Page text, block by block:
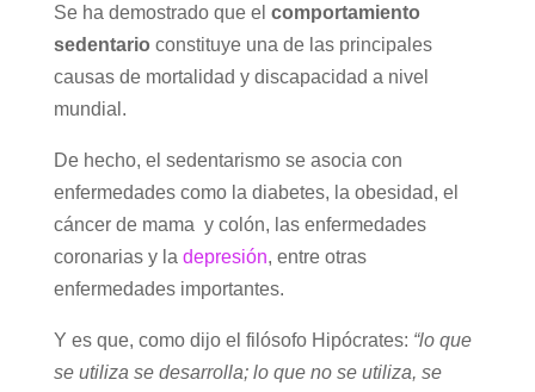
Se ha demostrado que el comportamiento
sedentario constituye una de las principales
causas de mortalidad y discapacidad a nivel
mundial.
De hecho, el sedentarismo se asocia con
enfermedades como la diabetes, la obesidad, el
cáncer de mama y colón, las enfermedades
coronarias y la depresión, entre otras
enfermedades importantes.
Y es que, como dijo el filósofo Hipócrates: “lo que
se utiliza se desarrolla; lo que no se utiliza, se